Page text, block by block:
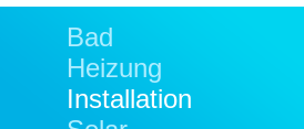
Bad
Heizung
Installation